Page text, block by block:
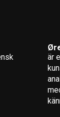
är